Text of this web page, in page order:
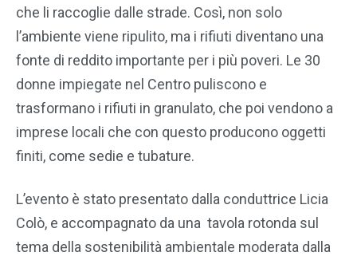
che li raccoglie dalle strade. Così, non solo
l’ambiente viene ripulito, ma i rifiuti diventano una
fonte di reddito importante per i più poveri. Le 30
donne impiegate nel Centro puliscono e
trasformano i rifiuti in granulato, che poi vendono a
imprese locali che con questo producono oggetti
finiti, come sedie e tubature.
L’evento è stato presentato dalla conduttrice Licia
Colò, e accompagnato da una tavola rotonda sul
tema della sostenibilità ambientale moderata dalla